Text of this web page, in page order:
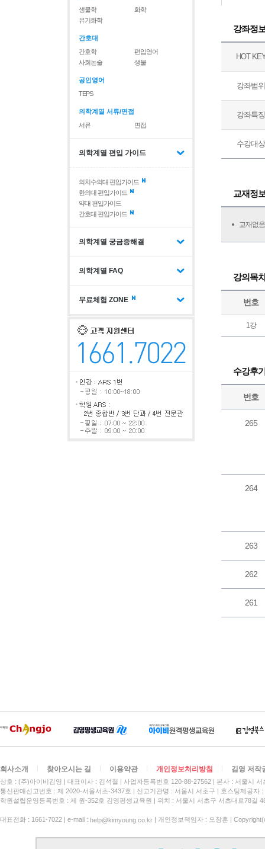
생물학
화학
유기화학
간호대
간호학
편입영어
사회논술
생물
공인영어
TEPS
의학계열 서류/면접
서류
면접
의학계열 편입 가이드
의치수의대 편입가이드
한의대 편입가이드
약대 편입가이드
간호대 편입가이드
의학계열 궁금증해결
의학계열 FAQ
무료체험 ZONE
강좌정
HOT
강좌범위
강좌특징
수강대상
교재정
교재없음
강의목
번호
1강
수강후
번호
265
264
263
262
261
회사소개 찾아오시는 길 이용약관 개인정보처리방침 김영 저작
상호 : (주)아이비김영 대표이사 : 김석철 사업자등록번호 120-88-27562
본사 : 서울시
통신판매신고번호 : 제 2020-서울서초-3437호
신고기관명 : 서울시 서초구
호스팅제공자
학원설립운영등록번호 : 제 원-352호 김영평생교육원 | 위치 : 서울시 서초구 서초대로78길
대표전화 : 1661-7022 | e-mail : help@kimyoung.co.kr | 개인정보책임자 : 오창훈 |